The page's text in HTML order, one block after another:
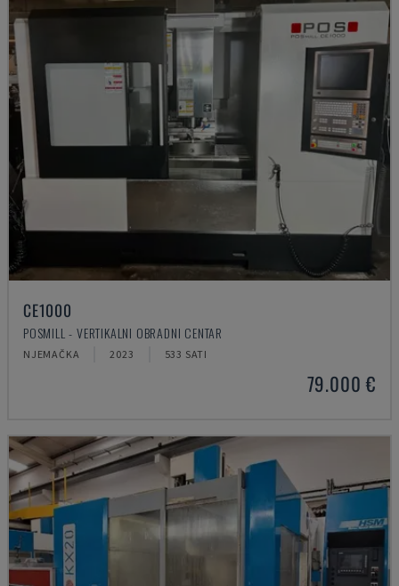
CE1000
POSMILL - VERTIKALNI OBRADNI CENTAR
NJEMAČKA 2023 533 SATI
79.000 €